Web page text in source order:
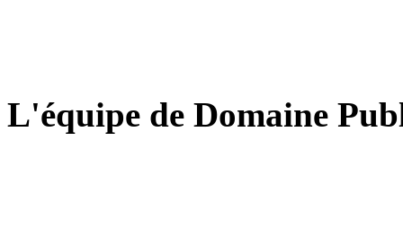
L'équipe de Domaine